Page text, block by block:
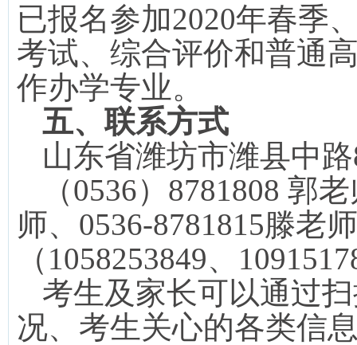
已报名参加2020年春季
考试、综合评价和普通
作办学专业。
五、联系方式
山东省潍坊市潍县中路
（0536） 8781808 郭
师、 0536-8781815滕老
（ 1058253849、
考生及家长可以通过
况、考生关心的各类信